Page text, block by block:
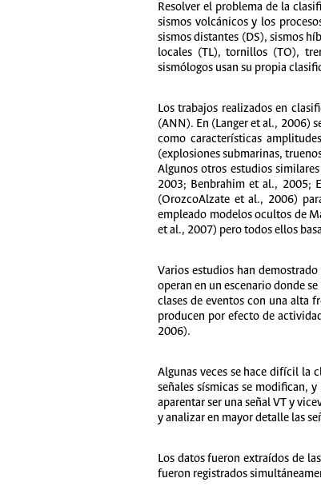
Resolver el problema de la
sismos volcánicos y los
sismos distantes (DS), sismos
locales (TL), tornillos (TO),
sismólogos usan su propia
Los trabajos realizados en
(ANN). En (Langer et al., 2006)
como características
(explosiones submarinas,
Algunos otros estudios
2003; Benbrahim et al., 2005;
(OrozcoAlzate et al., 2006)
empleado modelos ocultos de
et al., 2007) pero todos ellos
Varios estudios han
operan en un escenario donde
clases de eventos con una alta
producen por efecto de
2006).
Algunas veces se hace difícil la
señales sísmicas se modifican,
aparentar ser una señal VT y
y analizar en mayor detalle las
Los datos fueron extraídos de
fueron registrados